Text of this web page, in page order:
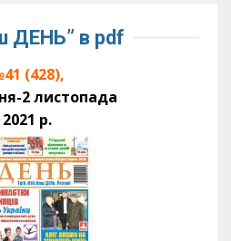
ДЕНЬ” в pdf
(428),
2 листопада
2021 р.